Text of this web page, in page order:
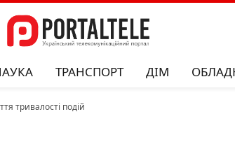
ТРАНСПОРТ ДІМ
тривалості подій